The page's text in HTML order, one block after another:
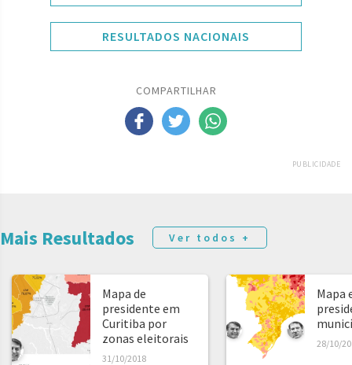
RESULTADOS NACIONAIS
COMPARTILHAR
PUBLICIDADE
Mais Resultados Ver todos +
Mapa de
presidente em
Curitiba por
zonas eleitorais
31/10/2018
Mapa
28/10/